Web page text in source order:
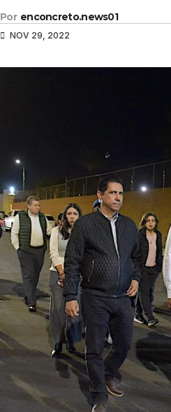
Por enconcreto.news01
NOV 29, 2022